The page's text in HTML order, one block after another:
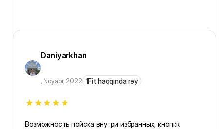
Daniyarkhan
, Noyabr, 2022 1Fit haqqında rəy
Возможность пойска внутри избранных, кнопкк